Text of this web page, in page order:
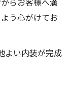
らお客様へ満
う心がけてお
よい内装が完成